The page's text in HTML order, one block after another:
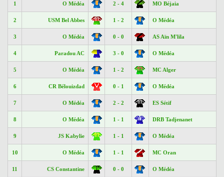
1 O Médéa 2 - 4 MO Béjaia
2 USM Bel Abbes 1 - 2 O Médéa
3 O Médéa 0 - 0 AS Aïn M'lila
4 Paradou AC 3 - 0 O Médéa
5 O Médéa 1 - 2 MC Alger
6 CR Bélouizdad 0 - 1 O Médéa
7 O Médéa 2 - 2 ES Sétif
8 O Médéa 1 - 1 DRB Tadjenanet
9 JS Kabylie 1 - 1 O Médéa
10 O Médéa 1 - 1 MC Oran
11 CS Constantine 0 - 0 O Médéa